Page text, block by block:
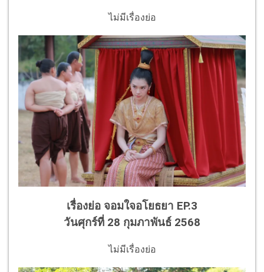
ไม่มีเรื่องย่อ
เรื่องย่อ จอมใจอโยธยา EP.3
วันศุกร์ที่ 28 กุมภาพันธ์ 2568
ไม่มีเรื่องย่อ